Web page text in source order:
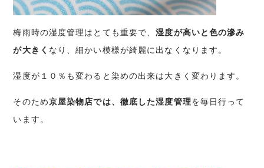
梅雨時の湿度管理はとても重要で、湿度が高いと色の滲み
が大きく なり、細かい模様が綺麗に出なくなります。
湿度が１０％も変わると染めの出来は大きく変わります。
そのため京屋染物店では、徹底した湿度管理を毎日行って
います。